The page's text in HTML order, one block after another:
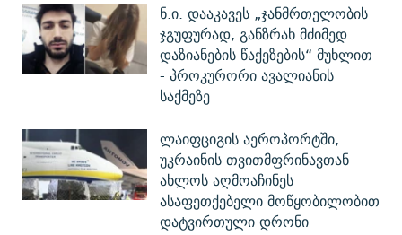
ნ.ი. დააკავეს „ჯანმრთელობის
ჯგუფურად, განზრახ მძიმედ
დაზიანების წაქეზების“ მუხლით
- პროკურორი ავალიანის
საქმეზე
ლაიფციგის აეროპორტში,
უკრაინის თვითმფრინავთან
ახლოს აღმოაჩინეს
ასაფეთქებელი მოწყობილობით
დატვირთული დრონი